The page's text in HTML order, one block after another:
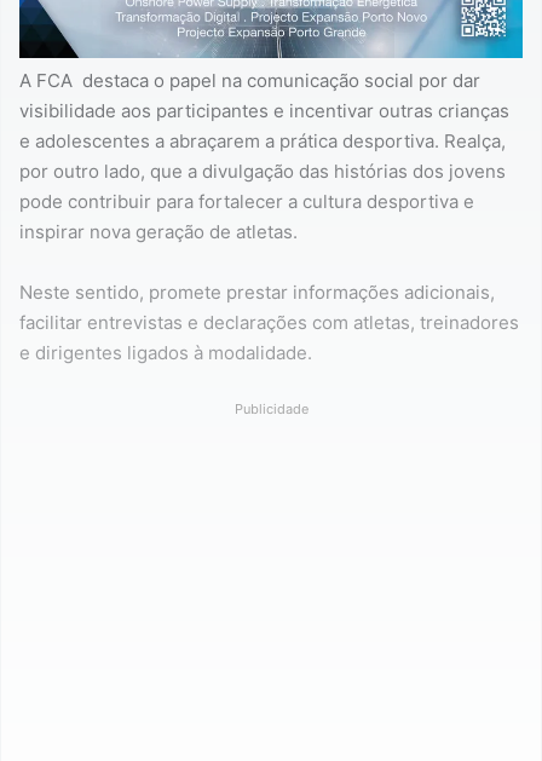
A FCA destaca o papel na comunicação social por dar
visibilidade aos participantes e incentivar outras crianças
e adolescentes a abraçarem a prática desportiva. Realça,
por outro lado, que a divulgação das histórias dos jovens
pode contribuir para fortalecer a cultura desportiva e
inspirar nova geração de atletas.
Neste sentido, promete prestar informações adicionais,
facilitar entrevistas e declarações com atletas, treinadores
e dirigentes ligados à modalidade.
Publicidade